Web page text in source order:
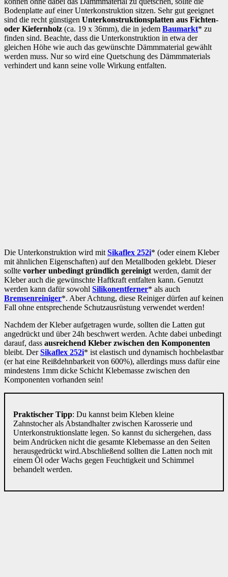
Bodenplatte auf einer Unterkonstruktion sitzen. Sehr gut geeignet
sind die recht günstigen Unterkonstruktionsplatten aus Fichten-
oder Kiefernholz (ca. 19 x 36mm), die in jedem Baumarkt* zu
finden sind. Beachte, dass die Unterkonstruktion in etwa der
gleichen Höhe wie auch das gewünschte Dämmmaterial gewählt
werden muss. Nur so wird eine Quetschung des Dämmmaterials
verhindert und kann seine volle Wirkung entfalten.
Die Unterkonstruktion wird mit Sikaflex 252i* (oder einem Kleber
mit ähnlichen Eigenschaften) auf den Metallboden geklebt. Dieser
sollte vorher unbedingt gründlich gereinigt werden, damit der
Kleber auch die gewünschte Haftkraft entfalten kann. Genutzt
werden kann dafür sowohl Silikonentferner* als auch
Bremsenreiniger*. Aber Achtung, diese Reiniger dürfen auf keinen
Fall ohne entsprechende Schutzausrüstung verwendet werden!
Nachdem der Kleber aufgetragen wurde, sollten die Latten gut
angedrückt und über 24h beschwert werden. Achte dabei unbedingt
darauf, dass ausreichend Kleber zwischen den Komponenten
bleibt. DerSikaflex 252i* ist elastisch und dynamisch hochbelastbar
(er hat eine Reißdehnbarkeit von 600%), allerdings muss dafür eine
mindestens 1mm dicke Schicht Klebemasse zwischen den
Komponenten vorhanden sein!
Praktischer Tipp: Du kannst beim Kleben kleine
Zahnstocher als Abstandhalter zwischen Karosserie und
Unterkonstruktionslatte legen. So kannst du sichergehen, dass
beim Andrücken nicht die gesamte Klebemasse an den Seiten
herausgedrückt wird.Abschließend sollten die Latten noch mit
einem Öl oder Wachs gegen Feuchtigkeit und Schimmel
behandelt werden.